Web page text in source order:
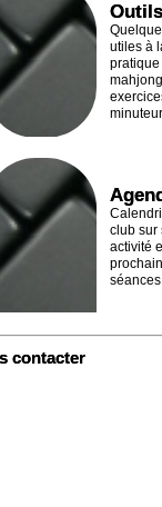
Outils
utiles à
club sur
activité
contacter